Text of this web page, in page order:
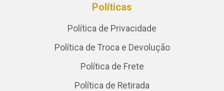
Políticas
Política de Privacidade
Política de Troca e Devolução
Política de Frete
Política de Retirada